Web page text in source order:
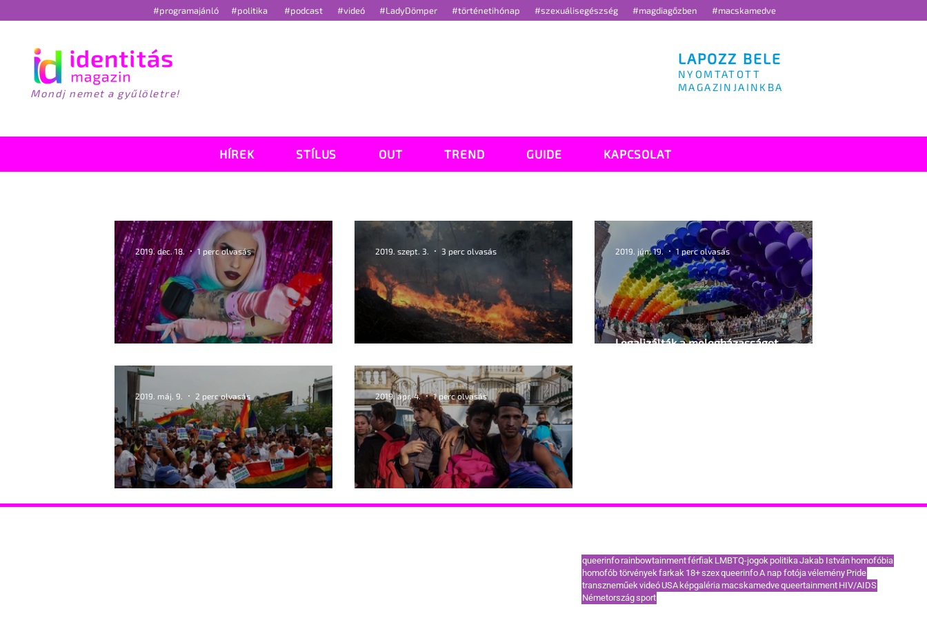
#programajánló #politika #podcast #videó #LadyDömper #történetihónap #szexuálisegészség #magdiagőzben #macskamedve
Mondj nemet a gyűlöletre!
LAPOZZ BELE
NYOMTATOTT
MAGAZINJAINKBA
HÍREK STÍLUS OUT TREND GUIDE KAPCSOLAT
2019. dec. 18. 1 perc olvasás 2019. szept. 3. 3 perc olvasás
Legalizálták a melegházasságot
2019. jún. 19. 1 perc olvasás
Melegfelvonulásokat töröltek Kubában
2019. máj. 9. 2 perc olvasás
Hondurasi melegek álma
2019. ápr. 4. 1 perc olvasás
queerinfo rainbowtainmentférfiak LMBTQ-jogok politikaJakab István homofóbia
homofób törvények farkak 18+szexqueerinfoA nap fotójavélemény Pride
transzneműek videó USA képgaléria macskamedvequeertainment HIV/AIDS
Németországsport